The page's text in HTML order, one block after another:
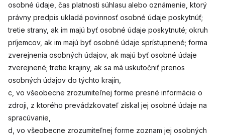
osobné údaje, čas platnosti súhlasu alebo oznámenie, ktorý
právny predpis ukladá povinnosť osobné údaje poskytnúť;
tretie strany, ak im majú byť osobné údaje poskytnuté; okruh
príjemcov, ak im majú byť osobné údaje sprístupnené; forma
zverejnenia osobných údajov, ak majú byť osobné údaje
zverejnené; tretie krajiny, ak sa má uskutočniť prenos
osobných údajov do týchto krajín,
c, vo všeobecne zrozumiteľnej forme presné informácie o
zdroji, z ktorého prevádzkovateľ získal jej osobné údaje na
spracúvanie,
d, vo všeobecne zrozumiteľnej forme zoznam jej osobných